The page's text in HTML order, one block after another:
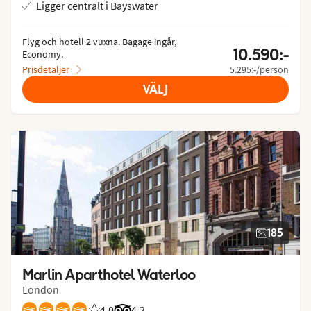
Ligger centralt i Bayswater
Flyg och hotell 2 vuxna. Bagage ingår,
Economy.
Prisdetaljer
10.590:-
5.295:-/person
VÄLJ
185
Marlin Aparthotel Waterloo
London